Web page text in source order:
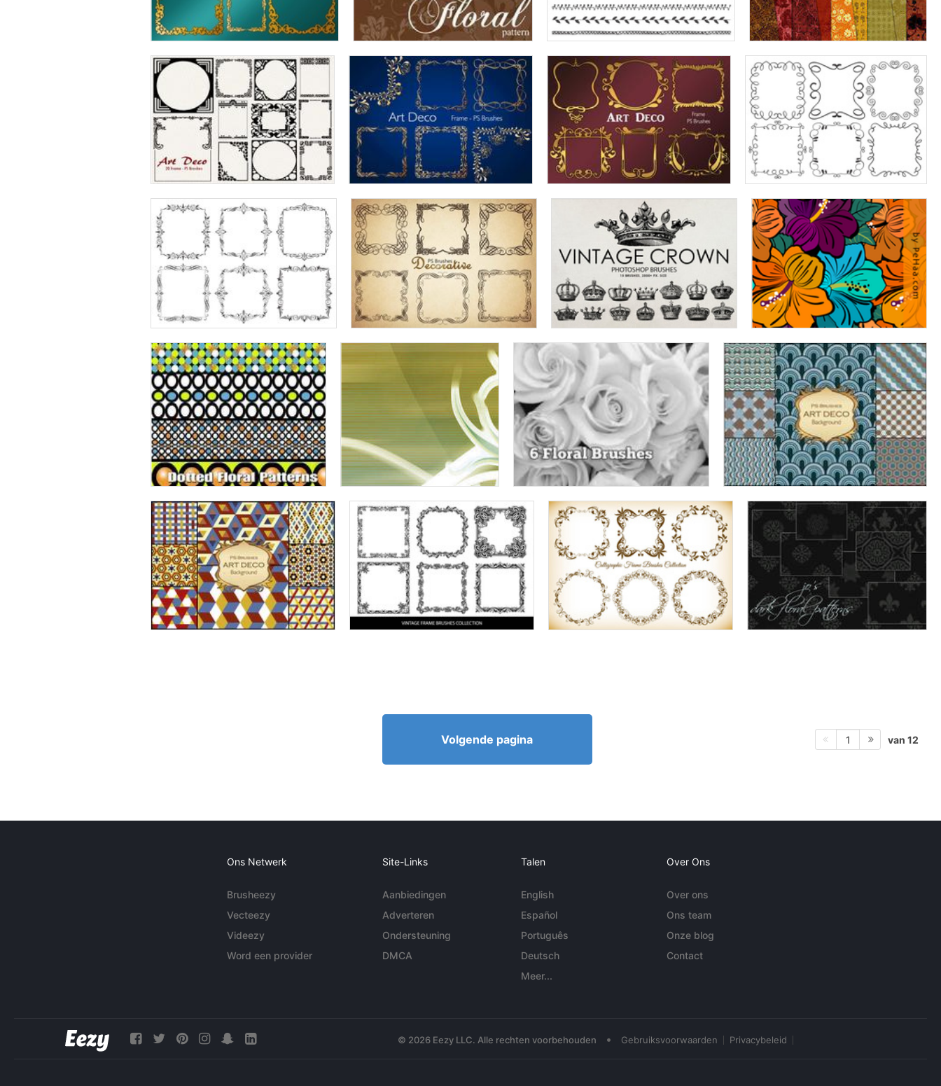
Volgende pagina 1 van 12
Ons Netwerk
Brusheezy
Vecteezy
Videezy
Word een provider
Site-Links
Aanbiedingen
Adverteren
Ondersteuning
DMCA
Talen
English
Español
Português
Deutsch
Meer...
Over Ons
Over ons
Ons team
Onze blog
Contact
© 2026 Eezy LLC. Alle rechten voorbehouden • Gebruiksvoorwaarden Privacybeleid